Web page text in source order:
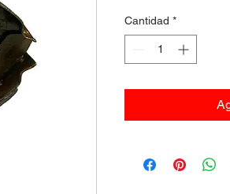
Cantidad *